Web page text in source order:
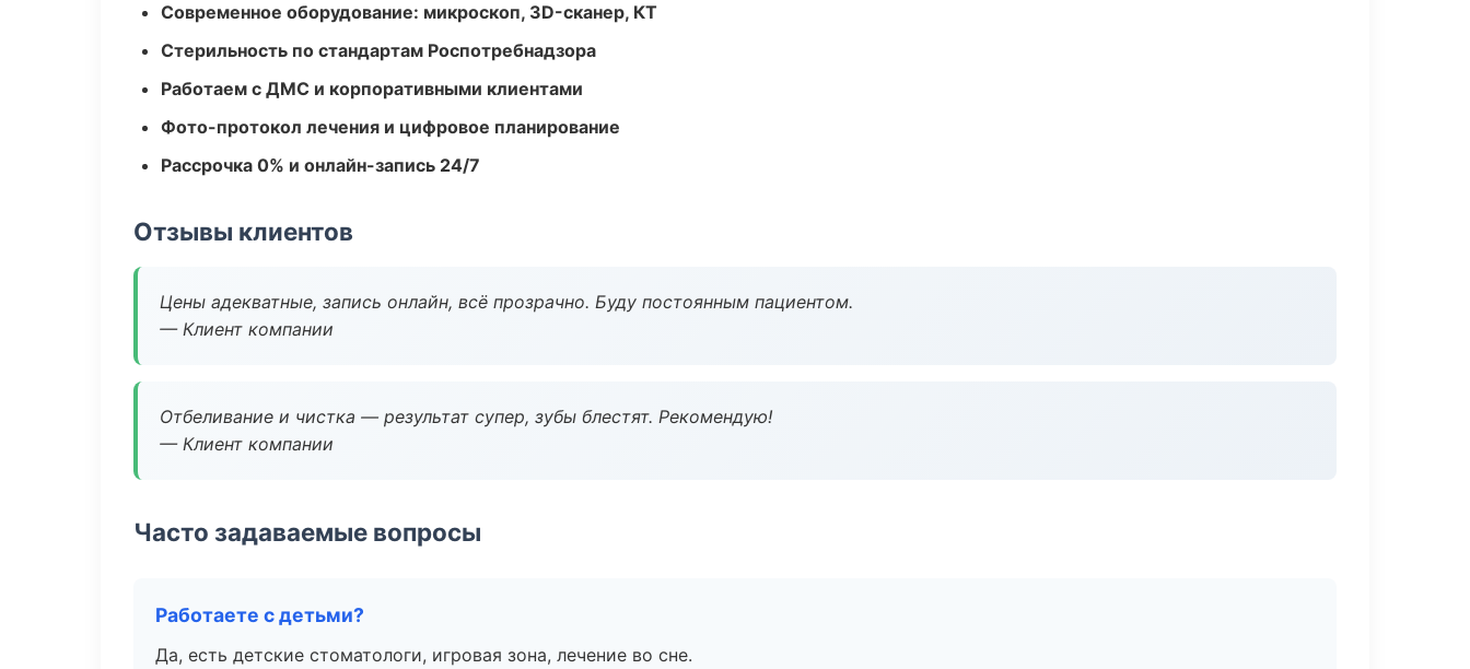
Современное оборудование: микроскоп, 3D-сканер, КТ
Стерильность по стандартам Роспотребнадзора
Работаем с ДМС и корпоративными клиентами
Фото-протокол лечения и цифровое планирование
Рассрочка 0% и онлайн-запись 24/7
Отзывы клиентов
Цены адекватные, запись онлайн, всё прозрачно. Буду постоянным пациентом.
— Клиент компании
Отбеливание и чистка — результат супер, зубы блестят. Рекомендую!
— Клиент компании
Часто задаваемые вопросы
Работаете с детьми?
Да, есть детские стоматологи, игровая зона, лечение во сне.